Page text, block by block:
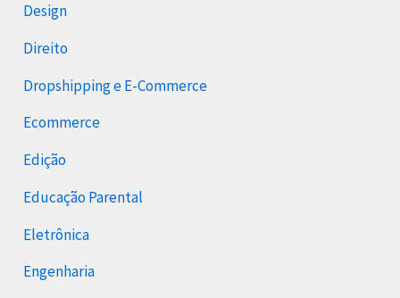
Design
Direito
Dropshipping e E-Commerce
Ecommerce
Edição
Educação Parental
Eletrônica
Engenharia